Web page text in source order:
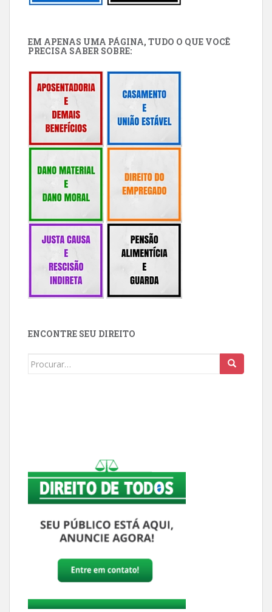
EM APENAS UMA PÁGINA, TUDO O QUE VOCÊ
PRECISA SABER SOBRE:
ENCONTRE SEU DIREITO
Buscar: